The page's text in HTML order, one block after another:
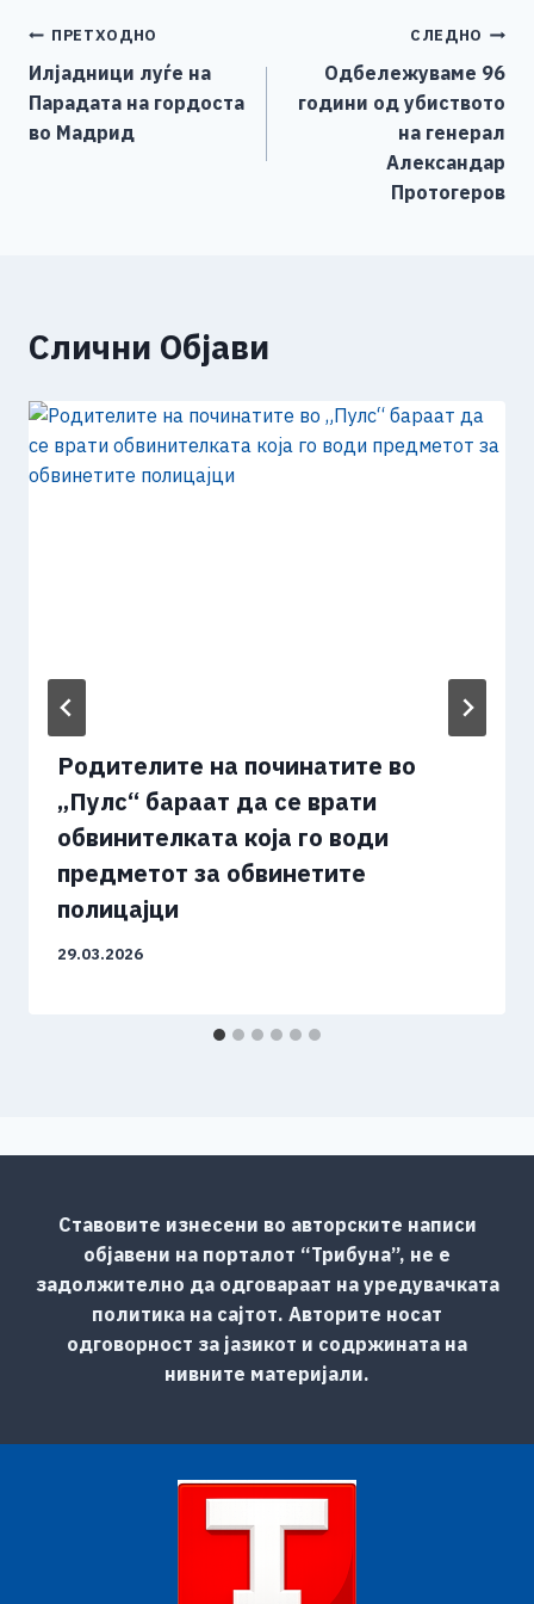
b
o
o
n
g
er
Li
n
k
Навигација
на
напис
ПРЕТХОДНО
Илјадници луѓе на
Парадата на гордоста
во Мадрид
СЛЕДНО
Одбележуваме 96
години од убиството
на генерал
Александар
Протогеров
Слични Објави
Родителите на починатите во
„Пулс“ бараат да се врати
обвинителката која го води
предметот за обвинетите
полицајци
29.03.2026
Ставовите изнесени во авторските написи
објавени на порталот “Трибуна”, не е
задолжително да одговараат на уредувачката
политика на сајтот. Авторите носат
одговорност за јазикот и содржината на
нивните материјали.